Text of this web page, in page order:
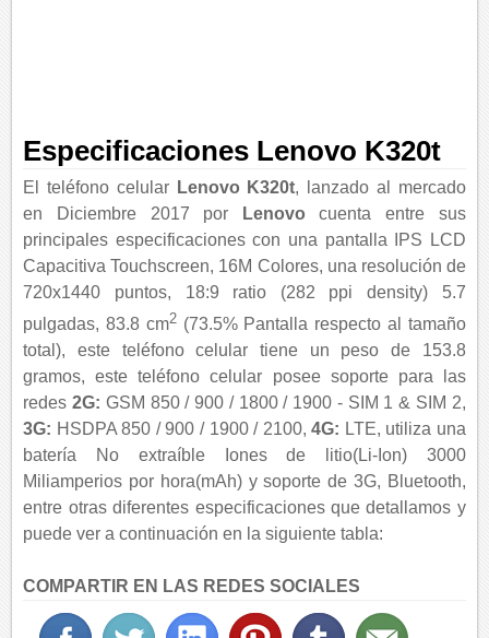
Especificaciones Lenovo K320t
El teléfono celular Lenovo K320t, lanzado al mercado
en Diciembre 2017 por
Lenovo cuenta entre sus
principales especificaciones con una pantalla IPS LCD
Capacitiva Touchscreen, 16M Colores, una resolución de
720x1440 puntos, 18:9 ratio (282 ppi density) 5.7
pulgadas, 83.8 cm2(73.5% Pantalla respecto al tamaño
total), este teléfono celular tiene un peso de 153.8
gramos, este teléfono celular posee soporte para las
redes 2G: GSM 850 / 900 / 1800 / 1900 - SIM 1 & SIM 2,
3G: HSDPA 850 / 900 / 1900 / 2100,4G: LTE, utiliza una
batería No extraíble Iones de litio(Li-Ion) 3000
Miliamperios por hora(mAh) y soporte de 3G, Bluetooth,
entre otras diferentes especificaciones que detallamos y
puede ver a continuación en la siguiente tabla:
COMPARTIR EN LAS REDES SOCIALES